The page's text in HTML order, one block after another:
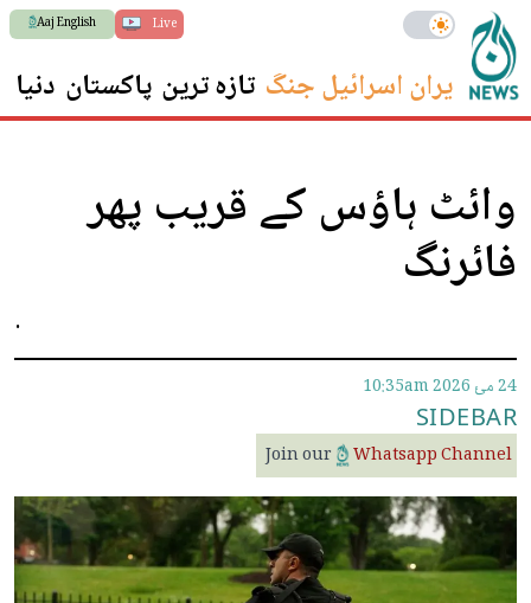
Live
Aaj English
ایران اسرائیل جنگ تازہ ترین پاکستان دنیا
وائٹ ہاؤس کے قریب پھر
فائرنگ
.
24 مئ 2026 10:35am
SIDEBAR
Join our Whatsapp Channel